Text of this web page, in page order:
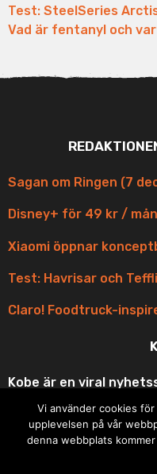
Test: SteelSeries
Vad är fentanyl och
Sagan om Ringen (7
Disney+ för 49 kr /
Xiaomi öppnar
Test: Havrisar och
Claro! Foodtruck-
Kobe är en viral
korta och scroll-
bilder och roliga
matens underbara
Vi använder cookies
upplevelsen på vår
denna webbplats